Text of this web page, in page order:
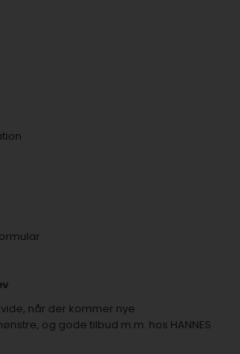
når der kommer nye
og gode tilbud m.m. hos HANNES